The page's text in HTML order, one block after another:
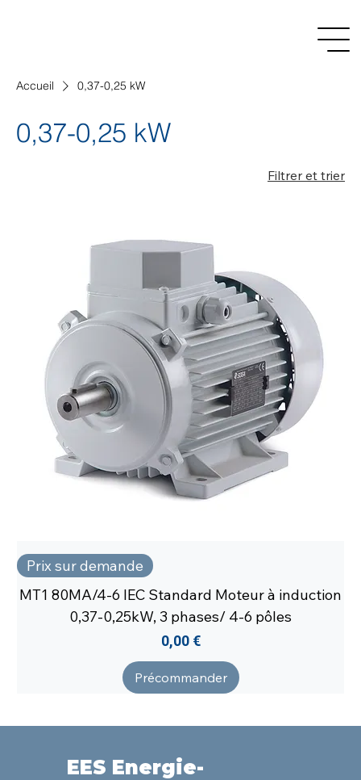
Accueil 0,37-0,25 kW
0,37-0,25 kW
Filtrer et trier
Prix sur demande
MT1 80MA/4-6 IEC Standard Moteur à induction
0,37-0,25kW, 3 phases/ 4-6 pôles
Prix
0,00 €
Précommander
EES Energie-